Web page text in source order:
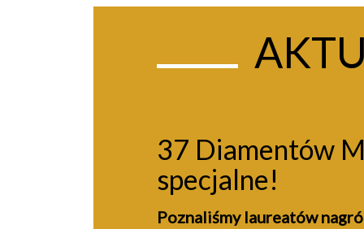
37 Diamentów
specjalne!
Poznaliśmy laureatów